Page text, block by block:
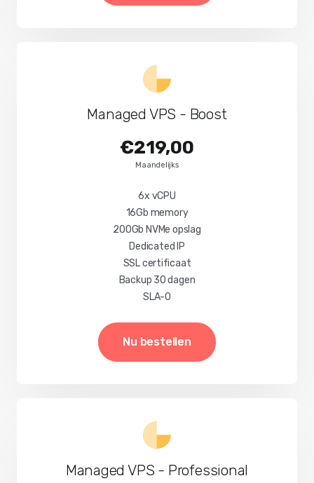
Managed VPS - Boost
€219,00
Maandelijks
6x vCPU
16Gb memory
200Gb NVMe opslag
Dedicated IP
SSL certificaat
Backup 30 dagen
SLA-0
Nu bestellen
Managed VPS - Professional